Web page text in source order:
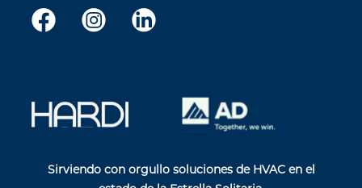
Sirviendo con orgullo soluciones de HVAC en el